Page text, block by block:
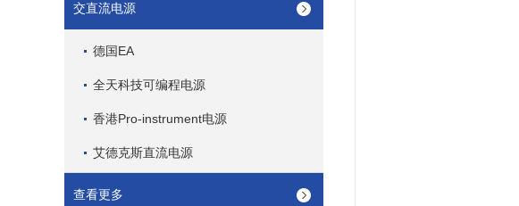
交直流电源
德国EA
全天科技可编程电源
香港Pro-instrument电源
艾德克斯直流电源
查看更多